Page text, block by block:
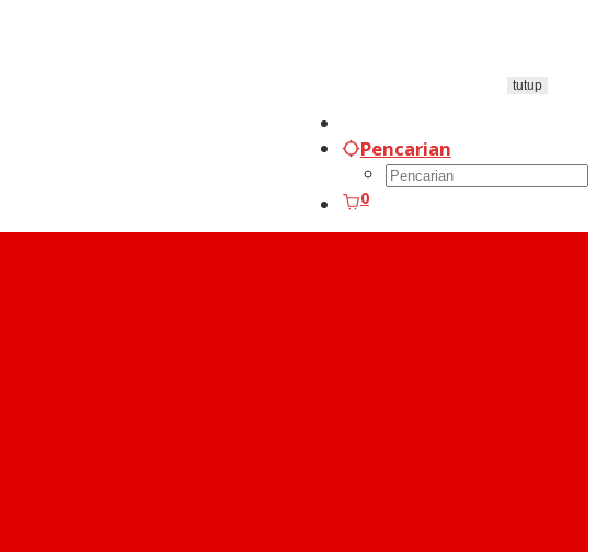
Pencarian
0
tutup